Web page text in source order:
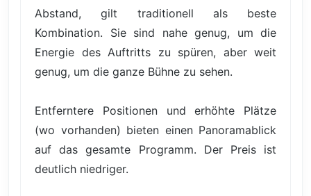
Abstand, gilt traditionell als beste
Kombination. Sie sind nahe genug, um die
Energie des Auftritts zu spüren, aber weit
genug, um die ganze Bühne zu sehen.
Entferntere Positionen und erhöhte Plätze
(wo vorhanden) bieten einen Panoramablick
auf das gesamte Programm. Der Preis ist
deutlich niedriger.